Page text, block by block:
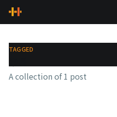
TAGGED
A collection of 1 post